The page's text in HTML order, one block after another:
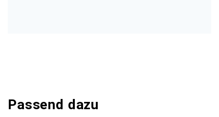
Passend dazu